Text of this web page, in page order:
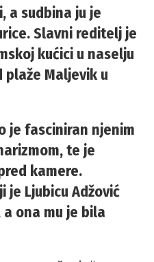
a sudbina ju je
Slavni reditelj je
kućici u naselju
Maljevik u
je fasciniran njenim
te je
kamere.
je Ljubicu Adžović
ona mu je bila